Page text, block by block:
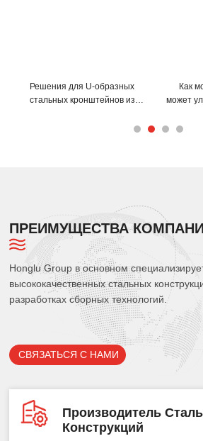
для U-образных
кронштейнов из
Как
может улучшить
ПРЕИМУЩЕСТВА
Honglu Group в основном
высококачественных стальных
разработках сборных технологий.
СВЯЗАТЬСЯ С НАМИ
Производитель
Конструкций